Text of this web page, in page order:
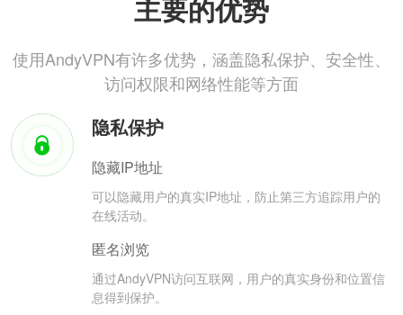
主要的优势
使用AndyVPN有许多优势，涵盖隐私保护、安全性、
访问权限和网络性能等方面
隐私保护
隐藏IP地址
可以隐藏用户的真实IP地址，防止第三方追踪用户的
在线活动。
匿名浏览
通过AndyVPN访问互联网，用户的真实身份和位置信
息得到保护。